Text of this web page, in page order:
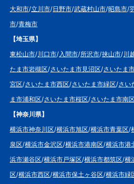
大和市/立川市/日野市/武蔵村山市/昭島市/
市/青梅市
【埼玉県】
東松山市/川口市/入間市/所沢市/挟山市/川
たま市岩槻区/さいたま市見沼区/さいたま
宮区/さいたま市西区/さいたま市緑区/さい
ま市浦和区/さいたま市桜区/さいたま市南
【神奈川県】
横浜市神奈川区/横浜市旭区/横浜市青葉区/
泉区/横浜市金沢区/横浜市港南区/横浜市港
浜市瀬谷区/横浜市戸塚区/横浜市都筑区/横
区/横浜市西区/横浜市保土ヶ谷区/横浜市緑